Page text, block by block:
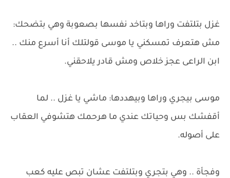
غزل بتلتفت وراها وبتاخد نفسها بصعوبة وهي بتضحك:
مش هتعرف تمسكني يا موسى قولتلك أنا أسرع منك ..
ابن الراعى عجز خلاص ومش قادر يلاحقني.
موسى بيجري وراها وبيهددها: ماشي يا غزل .. لما
أقفشك بس وحياتك عندي ما هرحمك هتشوفي العقاب
على أصوله.
وفجأة .. وهي بتجري وبتلتفت عشان تبص عليه كعب